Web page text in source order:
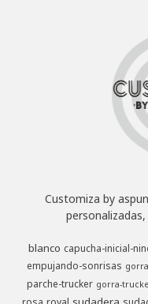
Customiza by
blanco capucha-inicial-
empujando-sonrisas gorra
parche-trucker gorra-